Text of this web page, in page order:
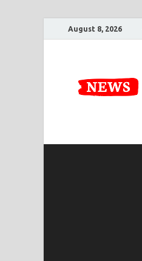
August 8, 2026